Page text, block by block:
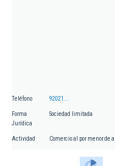
Teléfono 92021...
Forma
Jurídica
Sociedad limitada
Actividad Comercio al por menor de